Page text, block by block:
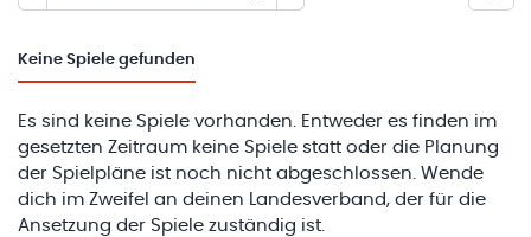
Keine Spiele gefunden
Es sind keine Spiele vorhanden. Entweder es finden im
gesetzten Zeitraum keine Spiele statt oder die Planung
der Spielpläne ist noch nicht abgeschlossen. Wende
dich im Zweifel an deinen Landesverband, der für die
Ansetzung der Spiele zuständig ist.